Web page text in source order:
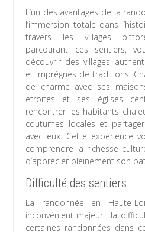
L’un des avantages de la
l’immersion totale dans
travers les villages
parcourant ces sentiers,
découvrir des villages
et imprégnés de traditions.
de charme avec ses
étroites et ses églises
rencontrer les habitants
coutumes locales et
avec eux. Cette expérience
comprendre la richesse
d’apprécier pleinement son
Difficulté des sentiers
La randonnée en Haute-
inconvénient majeur : la
certaines randonnées dans